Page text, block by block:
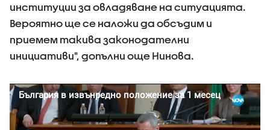
институции за овладяване на ситуацията.
Вероятно ще се наложи да обсъдим и
приемем такива законодателни
инициативи", допълни още Нинова.